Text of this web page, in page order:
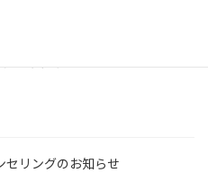
セリングのお知らせ